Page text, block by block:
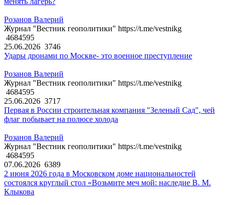
Розанов Валерий
Журнал "Вестник геополитики" https://t.me/vestnikg
4684595
25.06.2026 3746
Удары дронами по Москве- это военное преступление
Розанов Валерий
Журнал "Вестник геополитики" https://t.me/vestnikg
4684595
25.06.2026 3717
Первая в России строительная компания "Зеленый Сад", чей
флаг побывает на полюсе холода
Розанов Валерий
Журнал "Вестник геополитики" https://t.me/vestnikg
4684595
07.06.2026 6389
2 июня 2026 года в Московском доме национальностей
состоялся круглый стол «Возьмите меч мой: наследие В. М.
Клыкова